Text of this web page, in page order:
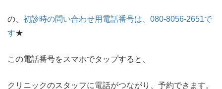
の、 初診時の問い合わせ用電話番号は、080-8056-2651で
す★
この電話番号をスマホでタップすると、
クリニックのスタッフに電話がつながり、予約できます。